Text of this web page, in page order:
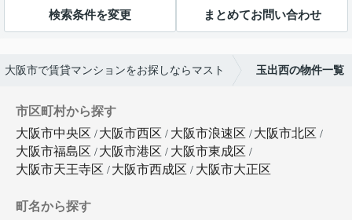
検索条件を変更 まとめてお問い合わせ
大阪市で賃貸マンションをお探しならマスト 玉出西の物件一覧
市区町村から探す
大阪市中央区
大阪市西区 大阪市浪速区
大阪市北区
大阪市福島区
大阪市港区
大阪市東成区
大阪市天王寺区
大阪市西成区 大阪市大正区
町名から探す